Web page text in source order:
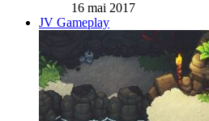
16 mai 2017
JV Gameplay